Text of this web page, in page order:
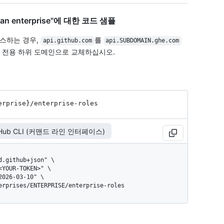
enterprise"에 대한 코드 샘플
하는 경우, api.github.com 를 api.SUBDOMAIN.ghe.com
용 하위 도메인으로 교체하십시오.
/enterprise-roles
CLI (커맨드 라인 인터페이스)
ENTERPRISE/enterprise-roles